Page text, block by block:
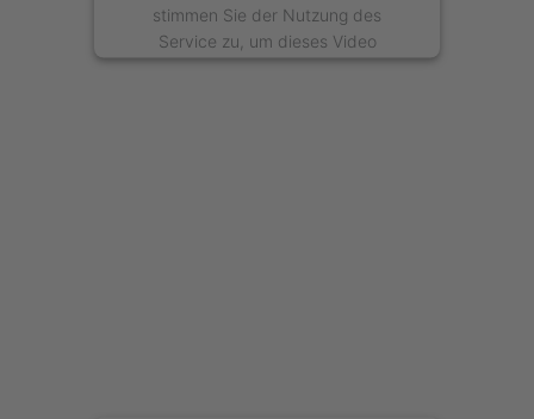
stimmen Sie der Nutzung des
Service zu, um dieses Video
anzusehen.